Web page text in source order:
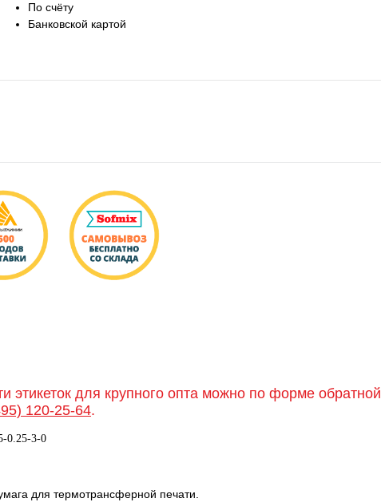
По счёту
Банковской картой
этикеток для крупного опта можно по форме обратной
120-25-64.
0.25-3-0
для термотрансферной печати.